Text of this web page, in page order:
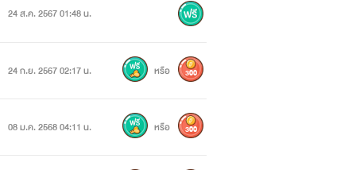
24 ส.ค. 2567 01:48 น.
24 ก.ย. 2567 02:17 น. หรือ 300
08 ม.ค. 2568 04:11 น. หรือ 300